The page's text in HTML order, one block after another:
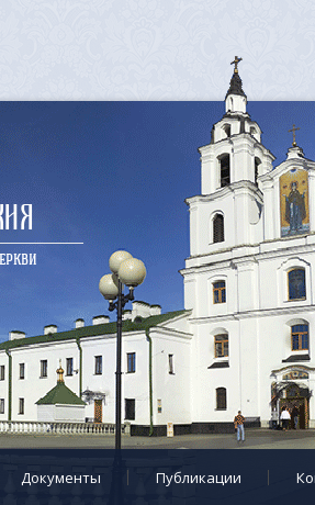
Документы Публикации